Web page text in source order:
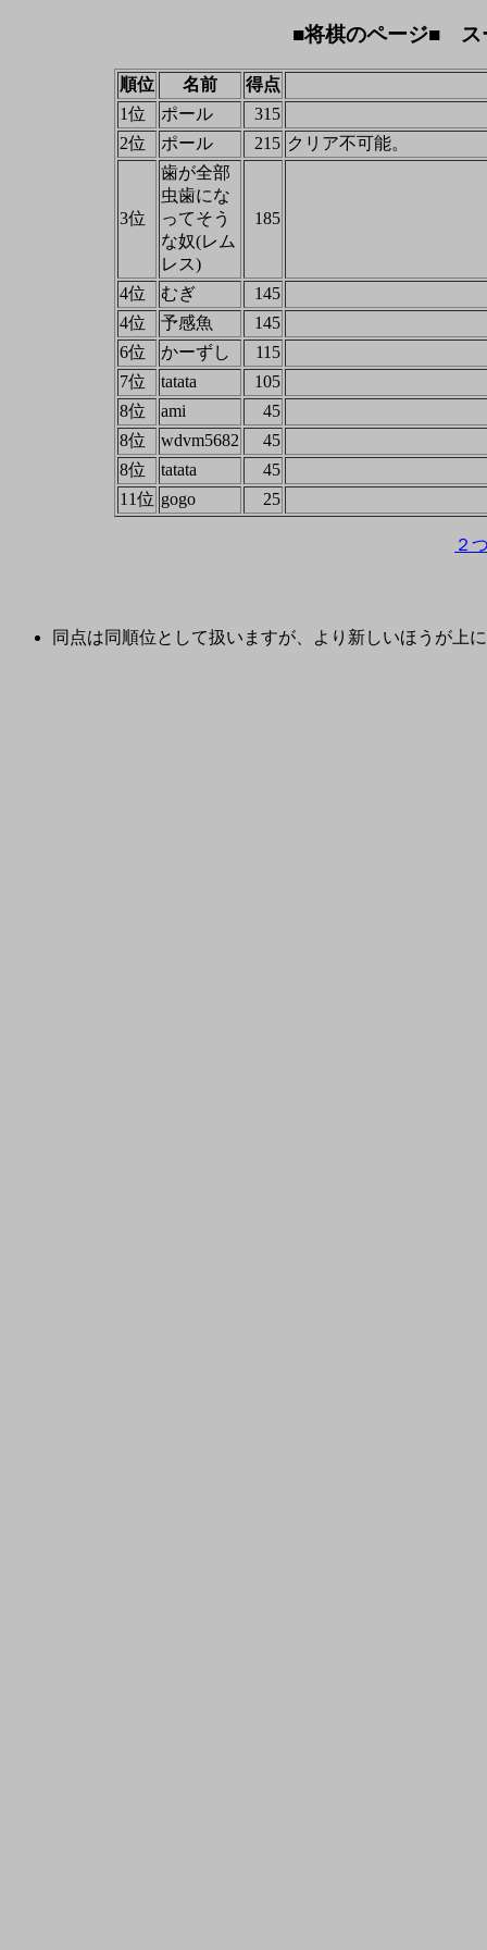
■将棋のページ■ ス
順位 名前
得点
1位
ポール
315
2位
ポール 215 クリア不可能。
3位
歯が全部
虫歯にな
ってそう
な奴(レム
レス)
185
4位 むぎ
145
4位
予感魚
145
6位
かーずし
115
7位
tatata
105
8位
ami
45
8位
wdvm5682
45
8位
tatata
45
11位 gogo 25
２
同点は同順位として扱いますが、より新しいほうが上